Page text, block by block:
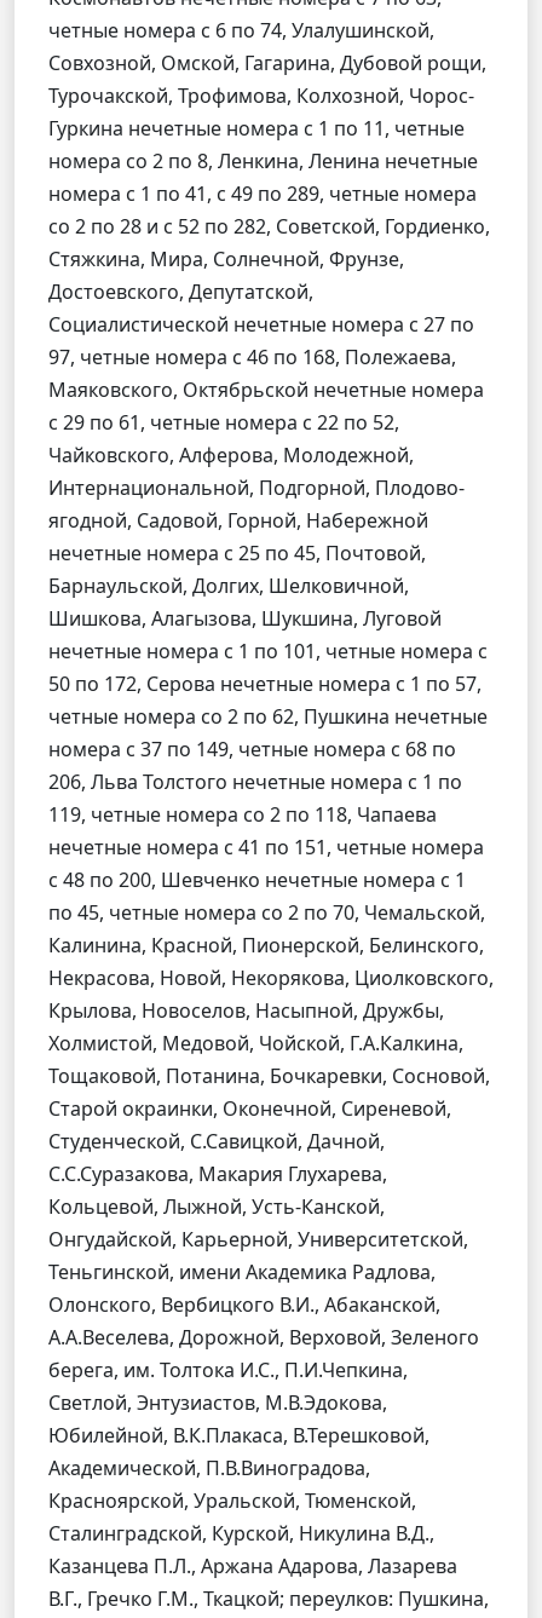
четные номера с 6 по 74, Улалушинской,
Совхозной, Омской, Гагарина, Дубовой рощи,
Турочакской, Трофимова, Колхозной, Чорос-
Гуркина нечетные номера с 1 по 11, четные
номера со 2 по 8, Ленкина, Ленина нечетные
номера с 1 по 41, с 49 по 289, четные номера
со 2 по 28 и с 52 по 282, Советской, Гордиенко,
Стяжкина, Мира, Солнечной, Фрунзе,
Достоевского, Депутатской,
Социалистической нечетные номера с 27 по
97, четные номера с 46 по 168, Полежаева,
Маяковского, Октябрьской нечетные номера
с 29 по 61, четные номера с 22 по 52,
Чайковского, Алферова, Молодежной,
Интернациональной, Подгорной, Плодово-
ягодной, Садовой, Горной, Набережной
нечетные номера с 25 по 45, Почтовой,
Барнаульской, Долгих, Шелковичной,
Шишкова, Алагызова, Шукшина, Луговой
нечетные номера с 1 по 101, четные номера с
50 по 172, Серова нечетные номера с 1 по 57,
четные номера со 2 по 62, Пушкина нечетные
номера с 37 по 149, четные номера с 68 по
206, Льва Толстого нечетные номера с 1 по
119, четные номера со 2 по 118, Чапаева
нечетные номера с 41 по 151, четные номера
с 48 по 200, Шевченко нечетные номера с 1
по 45, четные номера со 2 по 70, Чемальской,
Калинина, Красной, Пионерской, Белинского,
Некрасова, Новой, Некорякова, Циолковского,
Крылова, Новоселов, Насыпной, Дружбы,
Холмистой, Медовой, Чойской, Г.А.Калкина,
Тощаковой, Потанина, Бочкаревки, Сосновой,
Старой окраинки, Оконечной, Сиреневой,
Студенческой, С.Савицкой, Дачной,
С.С.Суразакова, Макария Глухарева,
Кольцевой, Лыжной, Усть-Канской,
Онгудайской, Карьерной, Университетской,
Теньгинской, имени Академика Радлова,
Олонского, Вербицкого В.И., Абаканской,
А.А.Веселева, Дорожной, Верховой, Зеленого
берега, им. Толтока И.С., П.И.Чепкина,
Светлой, Энтузиастов, М.В.Эдокова,
Юбилейной, В.К.Плакаса, В.Терешковой,
Академической, П.В.Виноградова,
Красноярской, Уральской, Тюменской,
Сталинградской, Курской, Никулина В.Д.,
Казанцева П.Л., Аржана Адарова, Лазарева
В.Г., Гречко Г.М., Ткацкой; переулков: Пушкина,